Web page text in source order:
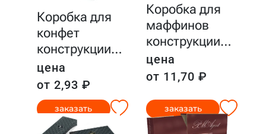
Коробка для
конфет
конструкции…
цена
от 2,93 ₽
заказать
Коробка для
маффинов
конструкции…
цена
от 11,70 ₽
заказать